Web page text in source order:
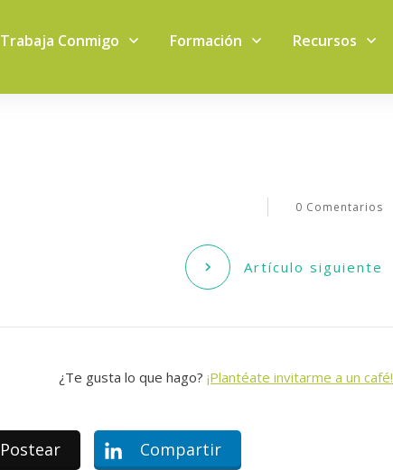
Trabaja Conmigo Formación Recursos
0 Comentarios
Artículo siguiente
¿Te gusta lo que hago?¡Plantéate invitarme a un café!
Postear Compartir